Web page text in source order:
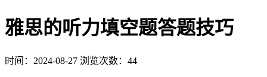
雅思的听力填空题答题技巧
时间：2024-08-27 浏览次数：44